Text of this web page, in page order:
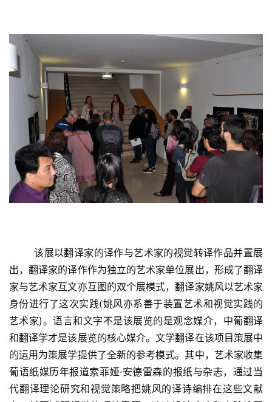
出，翻译家的译作作为独立的艺术家单位展出，形成了翻译
家与艺术家互文亦互图的双个展模式，翻译家姚风以艺术家
身份进行了这次实践(姚风亦系善于装置艺术和视觉实践的
艺术家)。语言和文字不是该展览的是观念媒介，中葡翻译
和翻译学才是该展览的核心媒介。文学翻译在该项目策展中
的运用为策展学提供了全新的参考模式。其中，艺术家收集
葡语纸媒历年报道索菲娅·安德雷森的报纸与杂志，通过当
代翻译理论研究和视觉策略把姚风的译诗编排在这些文献